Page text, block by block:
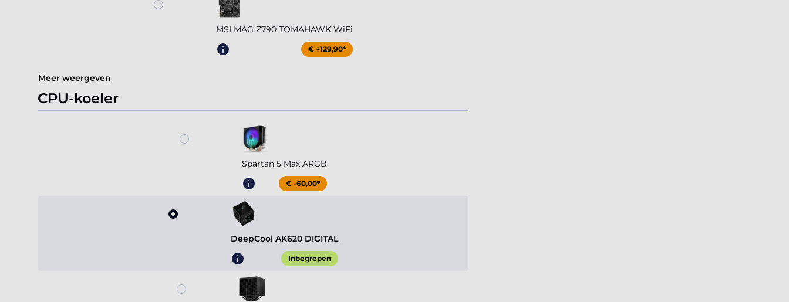
MSI MAG Z790 TOMAHAWK WiFi
€ +129,90*
Meer weergeven
CPU-koeler
Spartan 5 Max ARGB
€ -60,00*
DeepCool AK620 DIGITAL
Inbegrepen